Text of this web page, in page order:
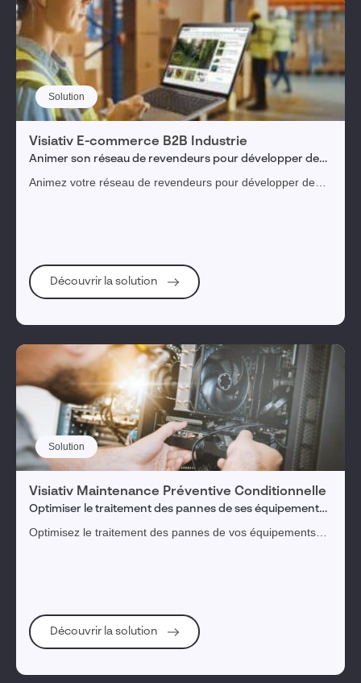
Solution
Visiativ E-commerce B2B Industrie
Animer son réseau de revendeurs pour développer de
Animez votre réseau de revendeurs pour développer de
Découvrir la solution
Solution
Visiativ Maintenance Préventive Conditionnelle
Optimiser le traitement des pannes de ses équipements
Optimisez le traitement des pannes de vos équipements
Découvrir la solution